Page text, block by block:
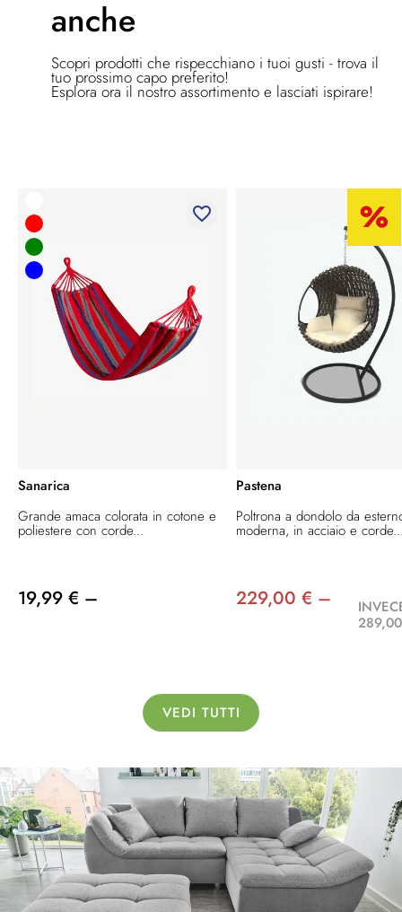
anche
Scopri prodotti che rispecchiano i tuoi gusti - trova il
tuo prossimo capo preferito!
Esplora ora il nostro assortimento e lasciati ispirare!
favorite_border
Sanarica
Grande amaca colorata in cotone e
poliestere con corde...
19,99 € –
Pastena
Poltrona a dondolo da
moderna, in acciaio e
229,00 € –
VEDI TUTTI